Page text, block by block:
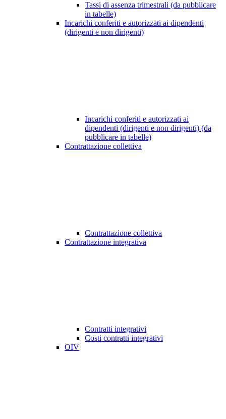
Tassi di assenza trimestrali (da pubblicare
in tabelle)
Incarichi conferiti e autorizzati ai dipendenti
(dirigenti e non dirigenti)
Incarichi conferiti e autorizzati ai
dipendenti (dirigenti e non dirigenti) (da
pubblicare in tabelle)
Contrattazione collettiva
Contrattazione collettiva
Contrattazione integrativa
Contratti integrativi
Costi contratti integrativi
OIV